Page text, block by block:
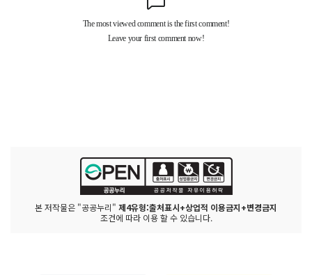
본 저작물은 "공공누리" 제4유형:출처표시+상업적 이용금지+변경금지
조건에 따라 이용 할 수 있습니다.